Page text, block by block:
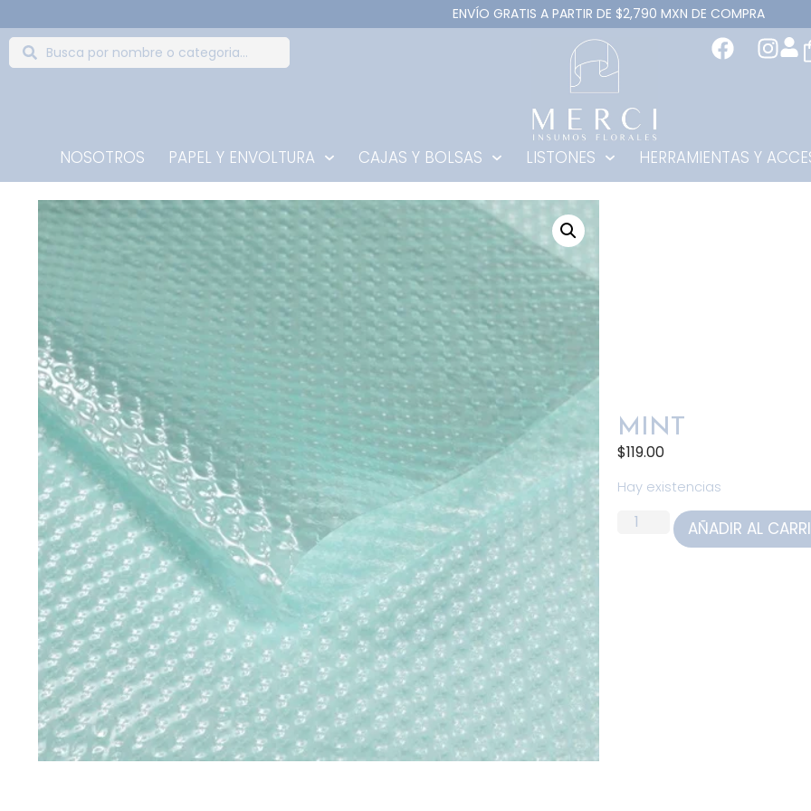
ENVÍO GRATIS A PARTIR DE $2,790 MXN DE COMPRA
NOSOTROS PAPEL Y ENVOLTURA CAJAS Y BOLSAS LISTONES HERRAMIENTAS Y
MINT
$119.00
Hay existencias
AÑADIR AL